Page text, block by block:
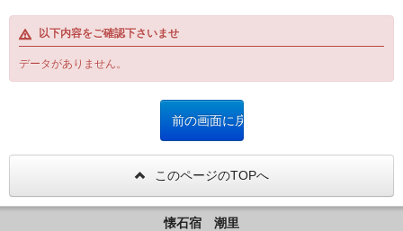
以下内容をご確認下さいませ
データがありません。
このページのTOPへ
懐石宿 潮里